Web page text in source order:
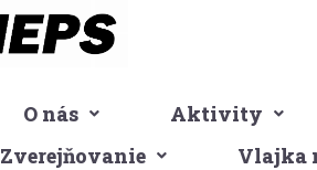
O nás Aktivity
Zverejňovanie
Vlajka